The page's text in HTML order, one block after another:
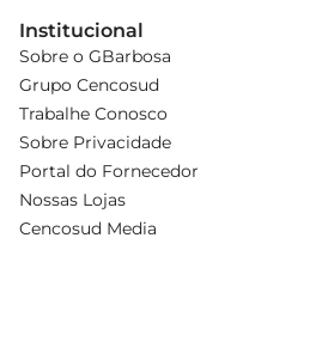
Institucional
Sobre o GBarbosa
Grupo Cencosud
Trabalhe Conosco
Sobre Privacidade
Portal do Fornecedor
Nossas Lojas
Cencosud Media